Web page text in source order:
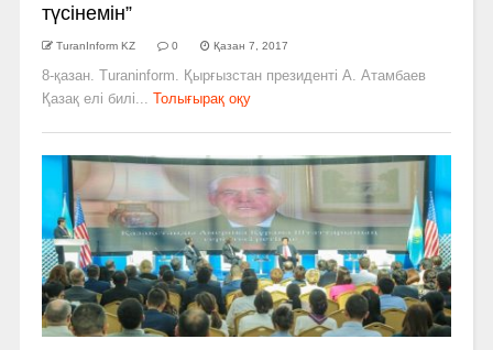
түсінемін”
TuranInform KZ 0 Қазан 7, 2017
8-қазан. Turaninform. Қырғызстан президенті А. Атамбаев
Қазақ елі билі...
Толығырақ оқу